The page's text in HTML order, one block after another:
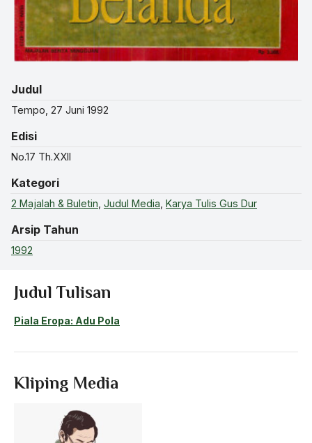
Judul
Tempo, 27 Juni 1992
Edisi
No.17 Th.XXII
Kategori
2 Majalah & Buletin, Judul Media, Karya Tulis Gus Dur
Arsip Tahun
1992
Judul Tulisan
Piala Eropa: Adu Pola
Kliping Media